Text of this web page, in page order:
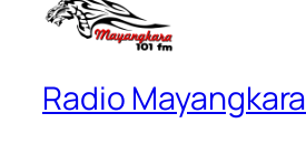
Radio Mayangkara